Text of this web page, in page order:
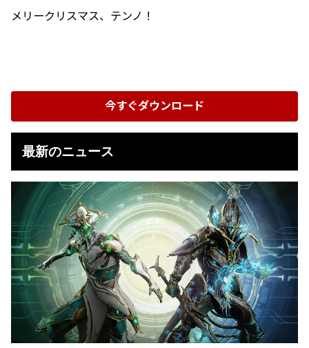
メリークリスマス、テンノ！
今すぐダウンロード
最新のニュース